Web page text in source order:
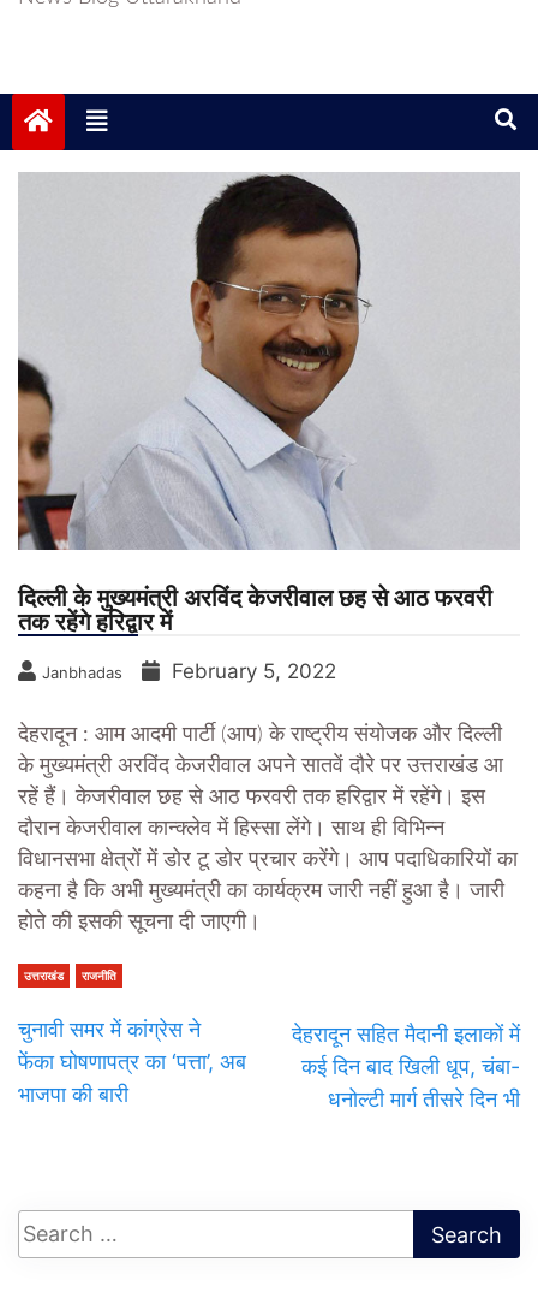
दिल्ली के मुख्यमंत्री अरविंद केजरीवाल छह से आठ फरवरी
तक रहेंगे हरिद्वार में
Janbhadas February 5, 2022
देहरादून : आम आदमी पार्टी (आप) के राष्ट्रीय संयोजक और दिल्ली
के मुख्यमंत्री अरविंद केजरीवाल अपने सातवें दौरे पर उत्तराखंड आ
रहें हैं। केजरीवाल छह से आठ फरवरी तक हरिद्वार में रहेंगे। इस
दौरान केजरीवाल कान्क्लेव में हिस्सा लेंगे। साथ ही विभिन्न
विधानसभा क्षेत्रों में डोर टू डोर प्रचार करेंगे। आप पदाधिकारियों का
कहना है कि अभी मुख्यमंत्री का कार्यक्रम जारी नहीं हुआ है। जारी
होते की इसकी सूचना दी जाएगी।
उत्तराखंड राजनीति
चुनावी समर में कांग्रेस ने
फेंका घोषणापत्र का ‘पत्ता’, अब
भाजपा की बारी
देहरादून सहित मैदानी इलाकों में
कई दिन बाद खिली धूप, चंबा-
धनोल्टी मार्ग तीसरे दिन भी